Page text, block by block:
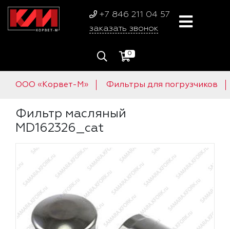
+7 846 211 04 57
заказать звонок
0
ООО «Корвет-М» Фильтры для погрузчиков
Фильтр масляный
MD162326_cat